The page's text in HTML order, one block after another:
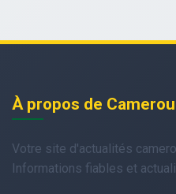
À propos de
Votre site d'actualités
Informations fiables et